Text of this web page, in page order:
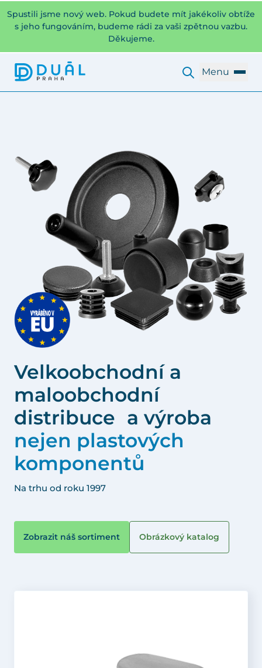
Spustili jsme nový web. Pokud budete mít jakékoliv obtíže
s jeho fungováním, budeme rádi za vaši zpětnou vazbu.
Děkujeme.
Menu
Velkoobchodní a
maloobchodní
distribuce a výroba
nejen plastových
komponentů
Na trhu od roku 1997
Zobrazit náš sortiment Obrázkový katalog